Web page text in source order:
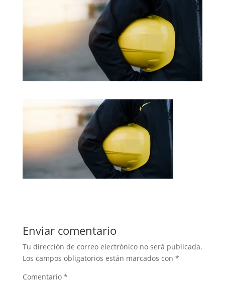
Enviar comentario
Tu dirección de correo electrónico no será publicada.
Los campos obligatorios están marcados con *
Comentario *